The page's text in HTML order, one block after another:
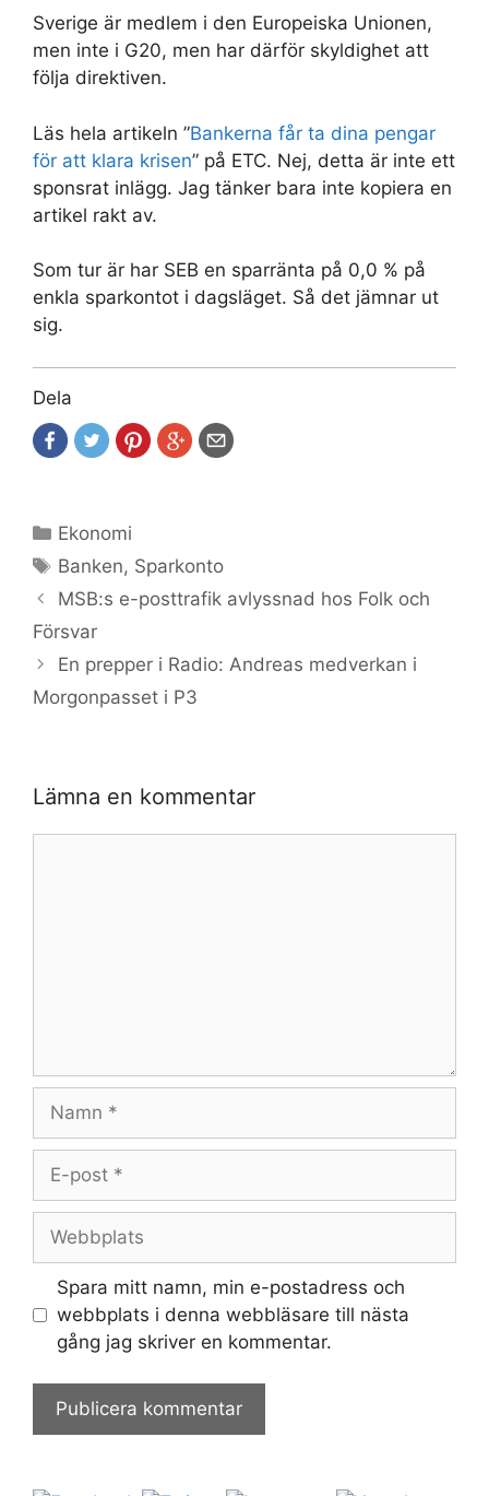
Sverige är medlem i den Europeiska Unionen,
men inte i G20, men har därför skyldighet att
följa direktiven.
Läs hela artikeln ”Bankerna får ta dina pengar
för att klara krisen” på ETC. Nej, detta är inte ett
sponsrat inlägg. Jag tänker bara inte kopiera en
artikel rakt av.
Som tur är har SEB en sparränta på 0,0 % på
enkla sparkontot i dagsläget. Så det jämnar ut
sig.
Dela
Kategorier
Ekonomi
Etiketter
Banken, Sparkonto
MSB:s e-posttrafik avlyssnad hos Folk och
Försvar
En prepper i Radio: Andreas medverkan i
Morgonpasset i P3
Lämna en kommentar
post
Spara mitt namn, min e-postadress och
webbplats i denna webbläsare till nästa
gång jag skriver en kommentar.